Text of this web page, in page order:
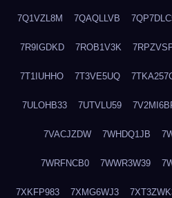
7Q1VZL8M 7QAQLLVB
7R9IGDKD 7ROB1V3K
7T1IUHHO 7T3VE5UQ
7ULOHB33 7UTVLU59
7VACJZDW 7WHDQ1JB
7WRFNCB0 7WWR3W39
7XKFP983 7XMG6WJ3